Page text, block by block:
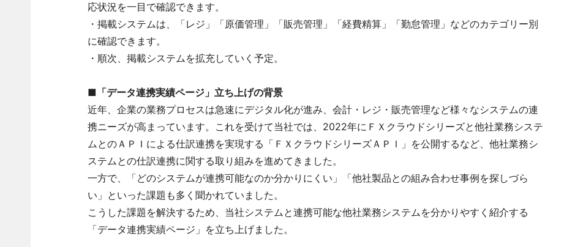
応状況を一目で確認できます。
・掲載システムは、「レジ」「原価管理」「販売管理」「経費精算」「勤怠管理」などのカテゴリー別
に確認できます。
・順次、掲載システムを拡充していく予定。
■「データ連携実績ページ」立ち上げの背景
近年、企業の業務プロセスは急速にデジタル化が進み、会計・レジ・販売管理など様々なシステムの連
携ニーズが高まっています。これを受けて当社では、2022年にＦＸクラウドシリーズと他社業務システ
ムとのＡＰＩによる仕訳連携を実現する「ＦＸクラウドシリーズＡＰＩ」を公開するなど、他社業務シ
ステムとの仕訳連携に関する取り組みを進めてきました。
一方で、「どのシステムが連携可能なのか分かりにくい」「他社製品との組み合わせ事例を探しづら
い」といった課題も多く聞かれていました。
こうした課題を解決するため、当社システムと連携可能な他社業務システムを分かりやすく紹介する
「データ連携実績ページ」を立ち上げました。